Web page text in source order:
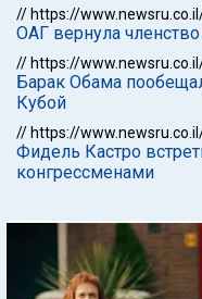
// https://
ОАГ вернула
// https://
Барак Обама
Кубой
// https://
Фидель Кастро
конгрессменами